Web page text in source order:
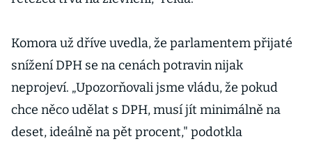
Komora už dříve uvedla, že parlamentem přijaté
snížení DPH se na cenách potravin nijak
neprojeví. „Upozorňovali jsme vládu, že pokud
chce něco udělat s DPH, musí jít minimálně na
deset, ideálně na pět procent," podotkla